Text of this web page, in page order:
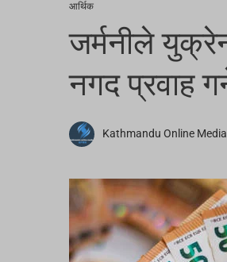
आर्थिक
जर्मनीले
नगद प्रवाह
Kathmandu Online Media